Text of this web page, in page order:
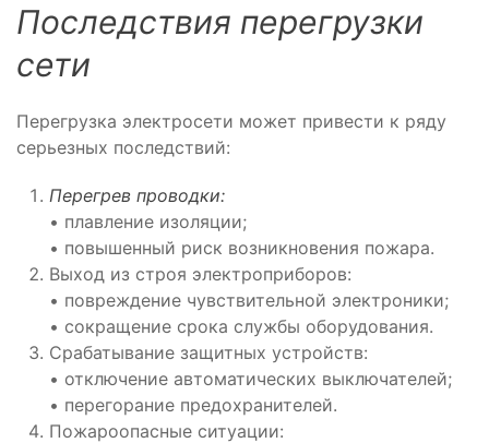
Последствия перегрузки
сети
Перегрузка электросети может привести к ряду
серьезных последствий:
Перегрев проводки:
• плавление изоляции;
• повышенный риск возникновения пожара.
Выход из строя электроприборов:
• повреждение чувствительной электроники;
• сокращение срока службы оборудования.
Срабатывание защитных устройств:
• отключение автоматических выключателей;
• перегорание предохранителей.
Пожароопасные ситуации: